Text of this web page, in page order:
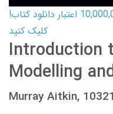
کارت اعتباری کتاب دانلود با 10,000,000 اعتبار دانلود کتاب!
کلیک کنید
Introduction
Modelling
Murray Aitkin,